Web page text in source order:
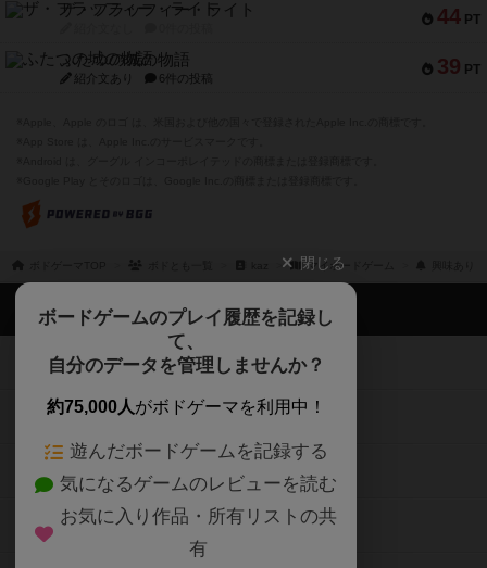
44 PT
ザ・フラッフィー・ライト
39 PT
ふたつの城の物語
紹介文あり 6件の投稿
マイボードゲーム
閉じる
ボードゲームのプレイ履歴を記録し
て、
自分のデータを管理しませんか？
約75,000人がボドゲーマを利用中！
遊んだボードゲームを記録する
気になるゲームのレビューを読む
お気に入り作品・所有リストの共
有
ボドゲーマTOP
ボードゲームを検索する
ボードゲームの新着レビュー
ボードゲーム会情報
メカニクス特集